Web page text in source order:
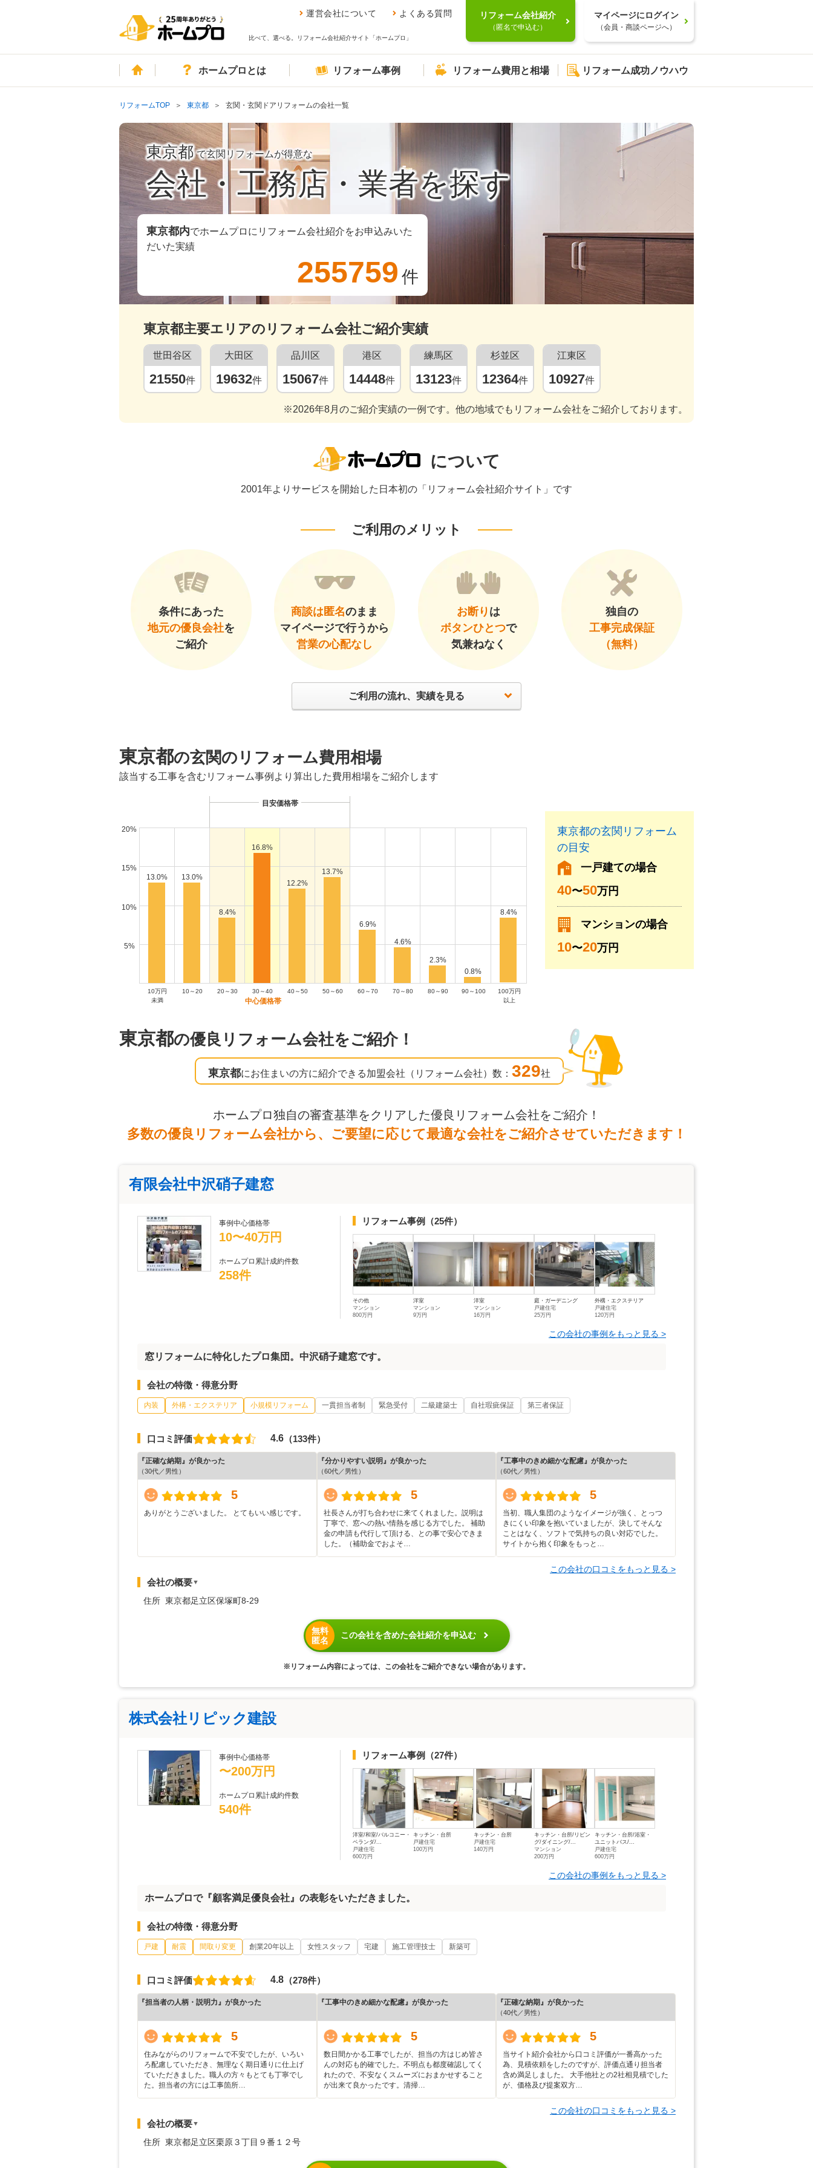
運営会社について よくある質問
比べて、選べる。リフォーム会社紹介サイト「ホームプロ」
リフォーム会社紹介
（匿名で申込む）
マイページにログイン
（会員・商談ページへ）
ホームホームプロとは リフォーム事例 リフォーム費用と相場 リフォーム成功ノウハウ
リフォームTOP 東京都 玄関・玄関ドアリフォームの会社一覧
東京都 で玄関リフォームが得意な
会社・工務店・業者を探す
東京都内でホームプロにリフォーム会社紹介をお申込みいた
だいた実績
255759 件
東京都主要エリアのリフォーム会社ご紹介実績
世田谷区
21550件
大田区
19632件
品川区
15067件
港区
14448件
練馬区
13123件
杉並区
12364件
江東区
10927件
※2026年8月のご紹介実績の一例です。他の地域でもリフォーム会社をご紹介しております。
について
2001年よりサービスを開始した日本初の「リフォーム会社紹介サイト」です
ご利用のメリット
条件にあった
地元の優良会社を
ご紹介
商談は匿名のまま
マイページで行うから
営業の心配なし
お断り は
ボタンひとつで
気兼ねなく
独自の
工事完成保証
（無料）
ご利用の流れ、実績を見る
東京都の玄関のリフォーム費用相場
該当する工事を含むリフォーム事例より算出した費用相場をご紹介します
目安価格帯
20%
15%
10%
5%
13.0% 13.0%
8.4%
16.8%
12.2%
13.7%
6.9%
4.6%
2.3%
0.8%
8.4%
10万円
未満
10～20 20～30 30～40 40～50 50～60 60～70 70～80 80～90 90～100
100万円
以上
東京都の玄関リフォーム
の目安
一戸建ての場合
40〜50万円
マンションの場合
10〜20万円
東京都の優良リフォーム会社をご紹介！
東京都にお住まいの方に紹介できる加盟会社（リフォーム会社）数： 329社
ホームプロ独自の審査基準をクリアした優良リフォーム会社をご紹介！
多数の優良リフォーム会社から、ご要望に応じて最適な会社をご紹介させていただきます！
有限会社中沢硝子建窓
事例中心価格帯
10〜40万円
ホームプロ累計成約件数
258件
リフォーム事例 （25件）
その他
マンション
800万円
洋室
マンション
9万円
洋室
マンション
16万円
庭・ガーデニング
戸建住宅
25万円
外構・エクステリア
戸建住宅
120万円
この会社の事例をもっと見る >
窓リフォームに特化したプロ集団。中沢硝子建窓です。
会社の特徴・得意分野
内装 外構・エクステリア 小規模リフォーム 一貫担当者制 緊急受付 二級建築士 自社瑕疵保証 第三者保証
口コミ評価 4.6 （133件）
『正確な納期』が良かった
（30代／男性）
5
ありがとうございました。 とてもいい感じです。
『分かりやすい説明』が良かった
（60代／男性）
5
社長さんが打ち合わせに来てくれました。説明は
丁寧で、窓への熱い情熱を感じる方でした。 補助
金の申請も代行して頂ける、との事で安心できま
した。（補助金でおよそ…
『工事中のきめ細かな配慮』が良かった
（60代／男性）
5
当初、職人集団のようなイメージが強く、とっつ
きにくい印象を抱いていましたが、決してそんな
ことはなく、ソフトで気持ちの良い対応でした。
サイトから抱く印象をもっと…
この会社の口コミをもっと見る >
会社の概要▼
住所 東京都足立区保塚町8-29
無料
匿名
この会社を含めた会社紹介を申込む
※リフォーム内容によっては、この会社をご紹介できない場合があります。
株式会社リピック建設
事例中心価格帯
〜200万円
ホームプロ累計成約件数
540件
リフォーム事例 （27件）
洋室/和室/バルコニー・
ベランダ/...
戸建住宅
600万円
キッチン・台所
戸建住宅
100万円
キッチン・台所
戸建住宅
140万円
キッチン・台所/リビン
グ/ダイニング/...
マンション
200万円
キッチン・台所/浴室・
ユニットバス/...
戸建住宅
600万円
この会社の事例をもっと見る >
ホームプロで『顧客満足優良会社』の表彰をいただきました。
会社の特徴・得意分野
戸建 耐震 間取り変更 創業20年以上 女性スタッフ 宅建 施工管理技士 新築可
口コミ評価 4.8 （278件）
『担当者の人柄・説明力』が良かった
5
住みながらのリフォームで不安でしたが、いろい
ろ配慮していただき、無理なく期日通りに仕上げ
ていただきました。職人の方々もとても丁寧でし
た。担当者の方には工事箇所…
『工事中のきめ細かな配慮』が良かった
5
数日間かかる工事でしたが、担当の方はじめ皆さ
んの対応も的確でした。不明点も都度確認してく
れたので、不安なくスムーズにおまかせすること
が出来て良かったです。清掃…
『正確な納期』が良かった
（40代／男性）
5
当サイト紹介会社から口コミ評価が一番高かった
為、見積依頼をしたのですが、評価点通り担当者
含め満足しました。 大手他社との2社相見積でした
が、価格及び提案双方…
この会社の口コミをもっと見る >
会社の概要▼
住所 東京都足立区栗原３丁目９番１２号